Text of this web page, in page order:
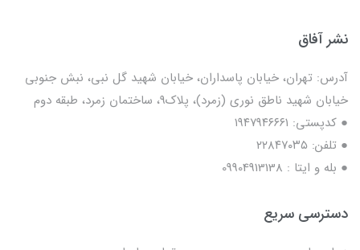
نشر آفاق
آدرس: تهران، خیابان پاسداران، خیابان شهید گل نبی، نبش جنوبی
خیابان شهید ناطق نوری (زمرد)، پلاک9، ساختمان زمرد، طبقه دوم
● کدپستی: ۱۹۴۷۹۴۶۶۶۱
● تلفن: ٢٢٨۴٧۰۳۵
● بله و ایتا : 09904913138
دسترسی سریع